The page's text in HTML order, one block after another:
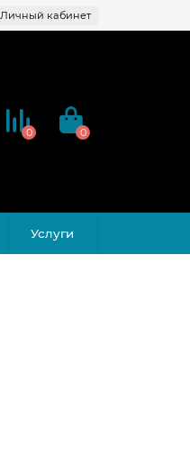
Личный кабинет
0 0
Услуги